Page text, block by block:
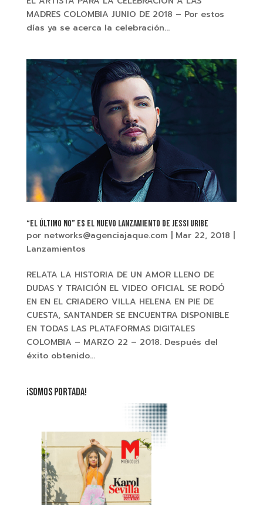
MADRES COLOMBIA JUNIO DE 2018 – Por estos
días ya se acerca la celebración...
“EL ÚLTIMO NO” Es el nuevo lanzamiento de JESSI URIBE
por networks@agenciajaque.com Mar 22, 2018
Lanzamientos
RELATA LA HISTORIA DE UN AMOR LLENO DE
DUDAS Y TRAICIÓN EL VIDEO OFICIAL SE RODÓ
EN EN EL CRIADERO VILLA HELENA EN PIE DE
CUESTA, SANTANDER SE ENCUENTRA DISPONIBLE
EN TODAS LAS PLATAFORMAS DIGITALES
COLOMBIA – MARZO 22 – 2018. Después del
éxito obtenido...
¡SOMOS PORTADA!